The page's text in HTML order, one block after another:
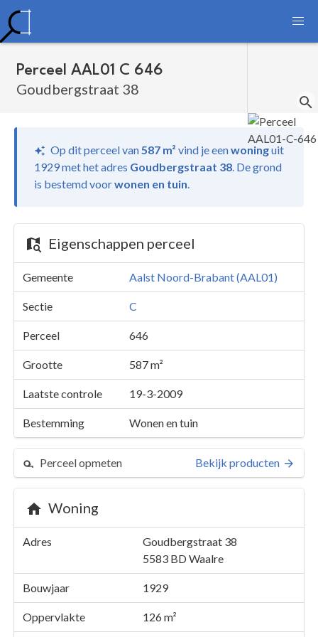
Perceel AAL01 C 646
Goudbergstraat 38
Op dit perceel van587 m² vind jeeenwoninguit
1929 met het adres Goudbergstraat 38. De grond
is bestemd voorwonen en tuin.
Eigenschappen perceel
Gemeente Aalst Noord-Brabant (AAL01)
Sectie C
Perceel 646
Grootte 587 m²
Laatste controle 19-3-2009
Bestemming Wonen en tuin
Perceel opmeten Bekijk producten
Woning
Adres
Goudbergstraat 38
5583 BDWaalre
Bouwjaar 1929
Oppervlakte 126 m²
Perceel 646
Kaarten en rapporten